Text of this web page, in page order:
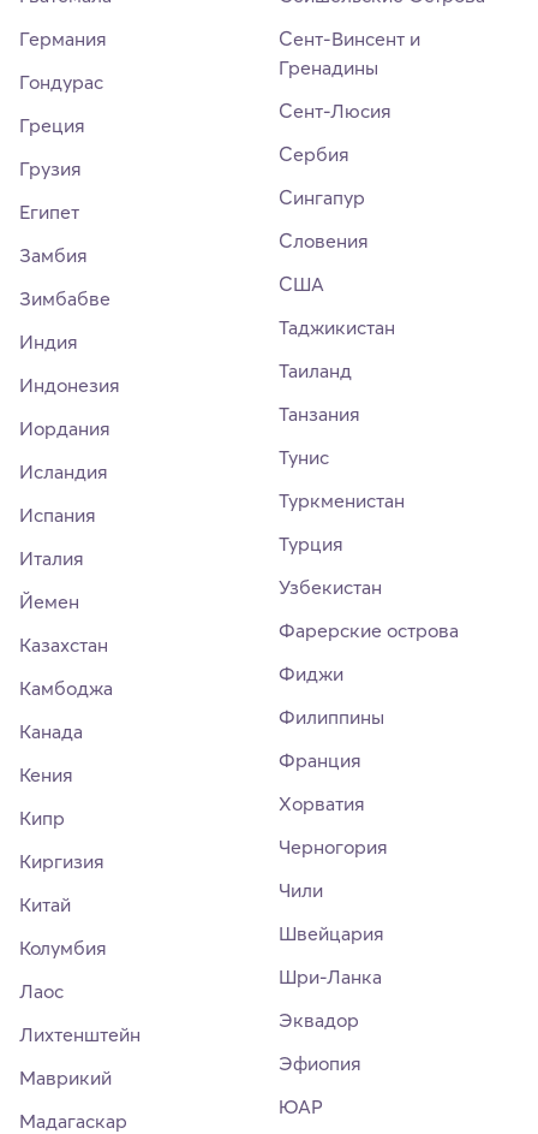
Германия
Гондурас
Греция
Грузия
Египет
Замбия
Зимбабве
Индия
Индонезия
Иордания
Исландия
Испания
Италия
Йемен
Казахстан
Камбоджа
Канада
Кения
Кипр
Киргизия
Китай
Колумбия
Лаос
Лихтенштейн
Маврикий
Мадагаскар
Сент-Винсент и
Гренадины
Сент-Люсия
Сербия
Сингапур
Словения
США
Таджикистан
Таиланд
Танзания
Тунис
Туркменистан
Турция
Узбекистан
Фарерские острова
Фиджи
Филиппины
Франция
Хорватия
Черногория
Чили
Швейцария
Шри-Ланка
Эквадор
Эфиопия
ЮАР